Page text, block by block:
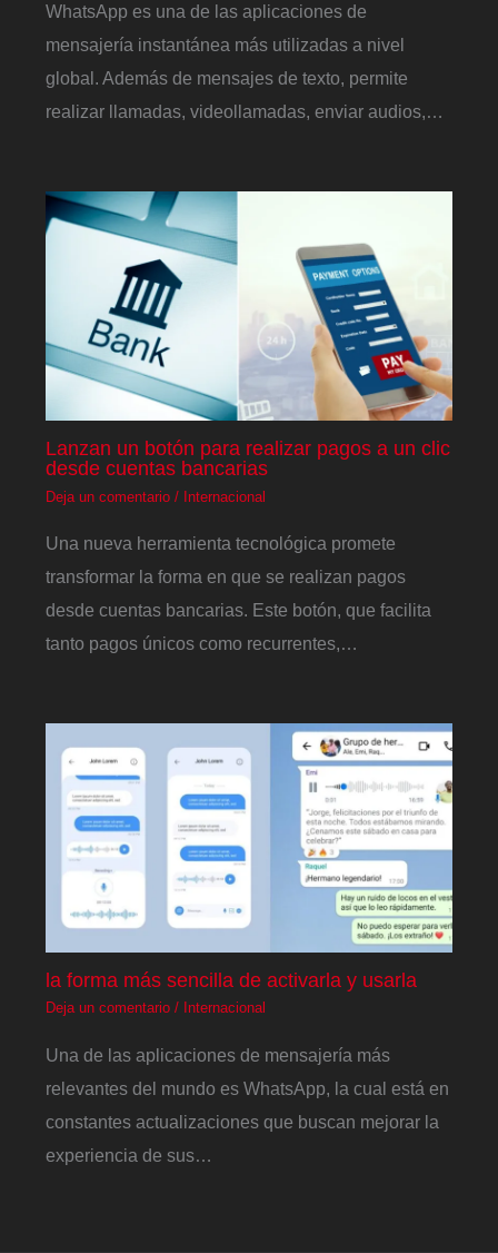
WhatsApp es una de las aplicaciones de
mensajería instantánea más utilizadas a nivel
global. Además de mensajes de texto, permite
realizar llamadas, videollamadas, enviar audios,…
Lanzan un botón para realizar pagos a un clic
desde cuentas bancarias
Deja un comentario / Internacional
Una nueva herramienta tecnológica promete
transformar la forma en que se realizan pagos
desde cuentas bancarias. Este botón, que facilita
tanto pagos únicos como recurrentes,…
la forma más sencilla de activarla y usarla
Deja un comentario / Internacional
Una de las aplicaciones de mensajería más
relevantes del mundo es WhatsApp, la cual está en
constantes actualizaciones que buscan mejorar la
experiencia de sus…